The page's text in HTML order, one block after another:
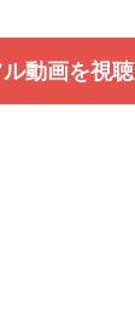
動画を視聴